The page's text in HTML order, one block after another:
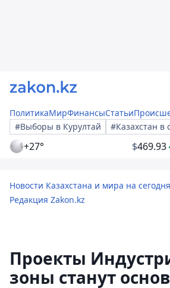
ПолитикаМирФинансыСтатьи
#Выборы в Курултай
#Казахстан в
+27° $469.93
Новости Казахстана и мира на сегодня
Редакция Zakon.kz
Проекты
зоны станут